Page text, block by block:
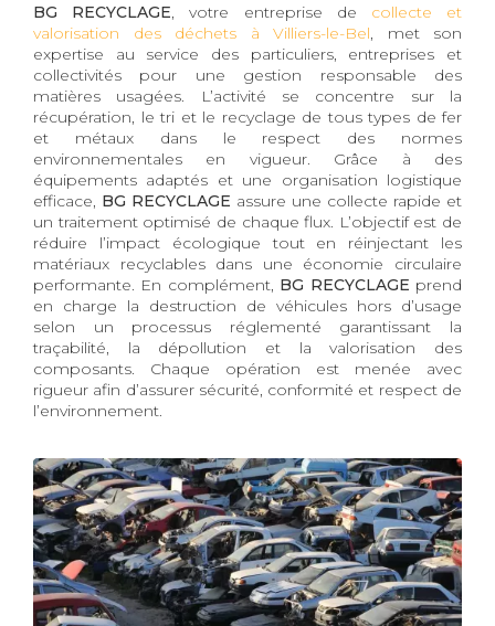
BG RECYCLAGE, votre entreprise de collecte et
valorisation des déchets à Villiers-le-Bel, met son
expertise au service des particuliers, entreprises et
collectivités pour une gestion responsable des
matières usagées. L’activité se concentre sur la
récupération, le tri et le recyclage de tous types de fer
et métaux dans le respect des normes
environnementales en vigueur. Grâce à des
équipements adaptés et une organisation logistique
efficace, BG RECYCLAGE assure une collecte rapide et
un traitement optimisé de chaque flux. L’objectif est de
réduire l’impact écologique tout en réinjectant les
matériaux recyclables dans une économie circulaire
performante. En complément, BG RECYCLAGE prend
en charge la destruction de véhicules hors d’usage
selon un processus réglementé garantissant la
traçabilité, la dépollution et la valorisation des
composants. Chaque opération est menée avec
rigueur afin d’assurer sécurité, conformité et respect de
l’environnement.